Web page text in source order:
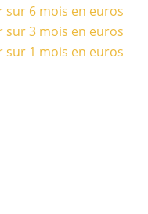
sur 6 mois en euros
sur 3 mois en euros
sur 1 mois en euros